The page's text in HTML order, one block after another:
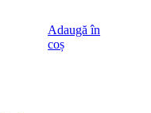
Adaugă în
coș